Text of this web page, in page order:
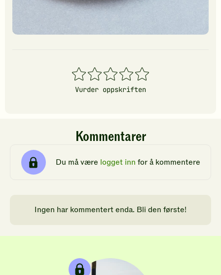
1
stjerner
2
stjerner
3
stjerner
4
stjerner
5
stjerner
Vurder oppskriften
Kommentarer
Du må være logget inn for å kommentere
Ingen har kommentert enda. Bli den første!